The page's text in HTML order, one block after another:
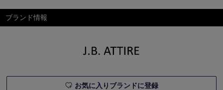
になるほど、面倒なのはいや
なんです。コーディネートも
て、涼しくて、楽。今回も、
愛するブランドに別注をお願
ブランド情報
お気に入りブランドに登録